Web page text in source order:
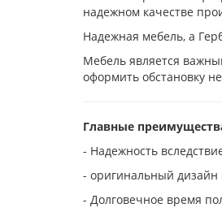
надежном качестве
Надежная мебель, а
Мебель является
оформить обстановку
Главные
- Надежность
- оригинальный дизайн
- Долговечное время